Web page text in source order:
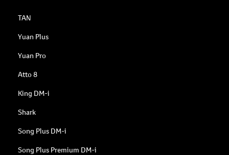
TAN
Yuan Plus
Yuan Pro
Atto 8
King DM-i
Shark
Song Plus DM-i
Song Plus Premium DM-i